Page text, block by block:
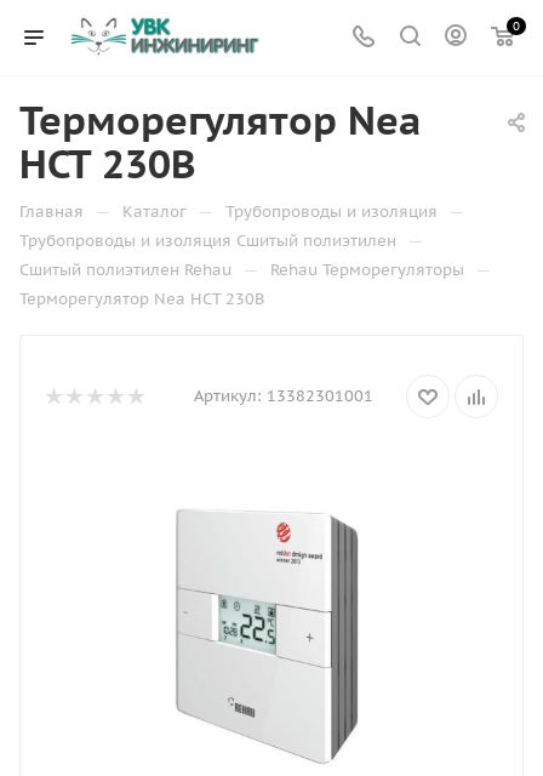
0
Терморегулятор Nea
HCT 230B
Главная — Каталог — Трубопроводы и изоляция —
Трубопроводы и изоляция Сшитый полиэтилен —
Сшитый полиэтилен Rehau — Rehau Терморегуляторы —
Терморегулятор Nea HCT 230B
Артикул: 13382301001